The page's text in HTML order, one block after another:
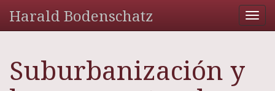
Harald Bodenschatz
Suburbanización y